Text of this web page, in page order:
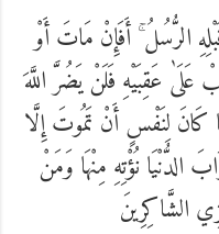
الرُّسُلُ ۚ أَفَإِنْ مَاتَ أَوْ
عَلَىٰ عَقِبَيْهِ فَلَنْ يَضُرَّ اللَّهَ
كَانَ لِنَفْسٍ أَنْ تَمُوتَ إِلَّا
الدُّنْيَا نُؤْتِهِ مِنْهَا وَمَنْ
الشَّاكِرِينَ